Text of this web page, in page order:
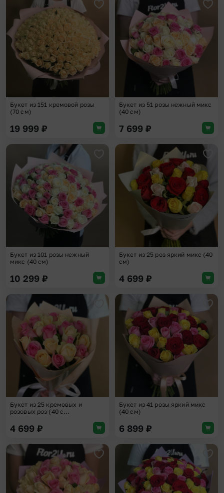
Добавить в избранное
Букет из 151 кремовой розы
(70 см)
19 999 ₽
Букет из 51 розы нежный микс
(40 см)
7 699 ₽
Добавить в избранное
Букет из 101 розы нежный
микс (40 см)
10 299 ₽
Букет из 25 роз яркий микс (40
см)
4 699 ₽
Добавить в избранное
Букет из 25 кремовых и
розовых роз (40 с...
4 699 ₽
Букет из 41 розы яркий микс
(40 см)
6 899 ₽
Добавить в избранное